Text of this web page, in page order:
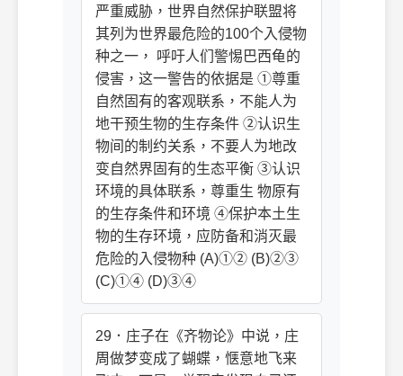
严重威胁，世界自然保护联盟将
其列为世界最危险的100个入侵物
种之一， 呼吁人们警惕巴西龟的
侵害，这一警告的依据是 ①尊重
自然固有的客观联系，不能人为
地干预生物的生存条件 ②认识生
物间的制约关系，不要人为地改
变自然界固有的生态平衡 ③认识
环境的具体联系，尊重生 物原有
的生存条件和环境 ④保护本土生
物的生存环境，应防备和消灭最
危险的入侵物种 (A)①② (B)②③
(C)①④ (D)③④
29．庄子在《齐物论》中说，庄
周做梦变成了蝴蝶，惬意地飞来